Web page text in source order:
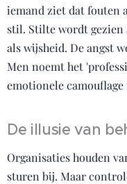
iemand ziet dat fouten
stil. Stilte wordt
als wijsheid. De angst
Men noemt het
emotionele camouflage
De illusie van
Organisaties houden
sturen bij. Maar